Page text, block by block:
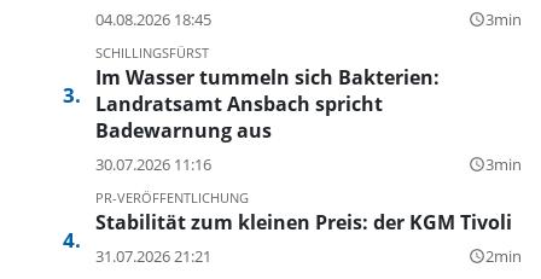
04.08.2026 18:45 query_builder3min
SCHILLINGSFÜRST
Im Wasser tummeln sich Bakterien:
Landratsamt Ansbach spricht
Badewarnung aus
30.07.2026 11:16 query_builder3min
PR-VERÖFFENTLICHUNG
Stabilität zum kleinen Preis: der KGM Tivoli
31.07.2026 21:21 query_builder2min